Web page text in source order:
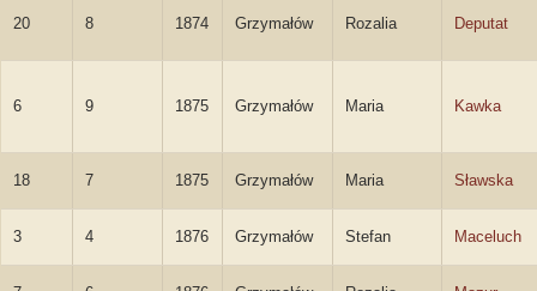
20 8 1874 Grzymałów Rozalia Deputat
6 9 1875 Grzymałów Maria Kawka
18 7 1875 Grzymałów Maria Sławska
3 4 1876 Grzymałów Stefan Maceluch